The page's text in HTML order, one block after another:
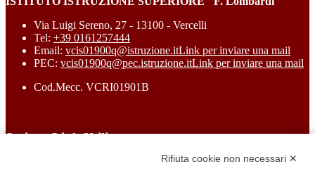
Via Luigi Sereno, 27 - 13100 - Vercelli
Tel: +39 0161257444
Email: vcis01900q@istruzione.itLink per inviare una mail
PEC: vcis01900q@pec.istruzione.itLink per inviare una mail
Cod.Mecc. VCRI01901B
Sezione Link Utili
Rifiuta cookie non necessari ✕